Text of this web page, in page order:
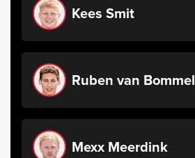
Kees Smit
Ruben van Bommel
Mexx Meerdink